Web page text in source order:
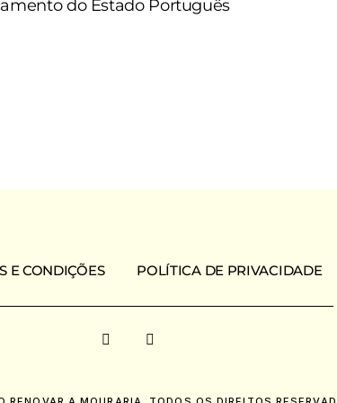
do Estado Português
E CONDIÇÕES POLÍTICA DE PRIVACIDADE